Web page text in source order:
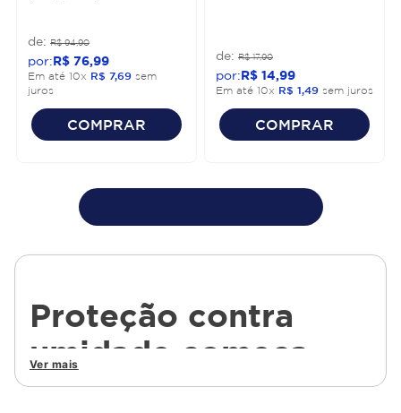
R$ 94,90
R$ 76 99
Em até 10x R$ 7,69 sem
juros
COMPRAR
R$ 17,90
R$ 14 99
Em até 10x R$ 1,49 sem juros
COMPRAR
Proteção contra
umidade começa
com soluções
Ver mais